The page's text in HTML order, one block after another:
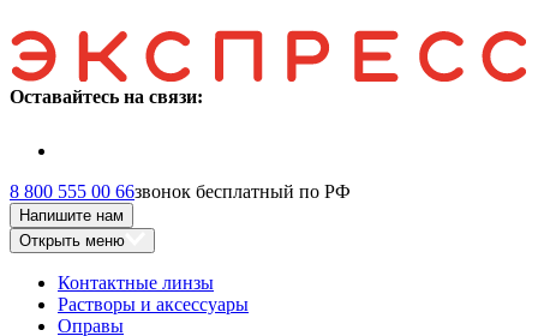
Оставайтесь на связи:
8 800 555 00 66звонок бесплатный по РФ
Напишите нам
Открыть меню
Контактные линзы
Растворы и аксессуары
Оправы